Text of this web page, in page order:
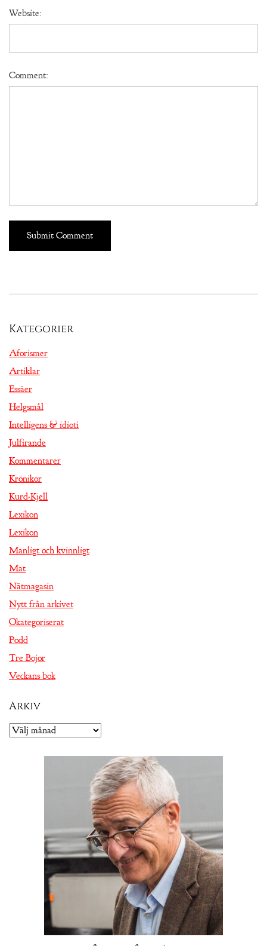
Website:
Comment:
Kategorier
Aforismer
Artiklar
Essäer
Helgsmål
Intelligens & idioti
Julfirande
Kommentarer
Krönikor
Kurd-Kjell
Lexikon
Lexikon
Manligt och kvinnligt
Mat
Nätmagasin
Nytt från arkivet
Okategoriserat
Podd
Tre Bojor
Veckans bok
Arkiv
Arkiv